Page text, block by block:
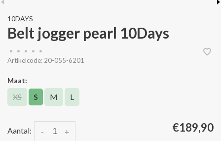
10DAYS
Belt jogger pearl 10Days
• • • •
•
Artikelcode: 20-055-6201
Maat:
XS S M L
Aantal: +
- €189,90